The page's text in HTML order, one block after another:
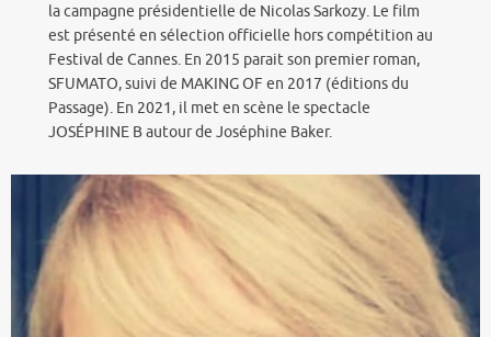
la campagne présidentielle de Nicolas Sarkozy. Le film
est présenté en sélection officielle hors compétition au
Festival de Cannes. En 2015 parait son premier roman,
SFUMATO, suivi de MAKING OF en 2017 (éditions du
Passage). En 2021, il met en scène le spectacle
JOSÉPHINE B autour de Joséphine Baker.